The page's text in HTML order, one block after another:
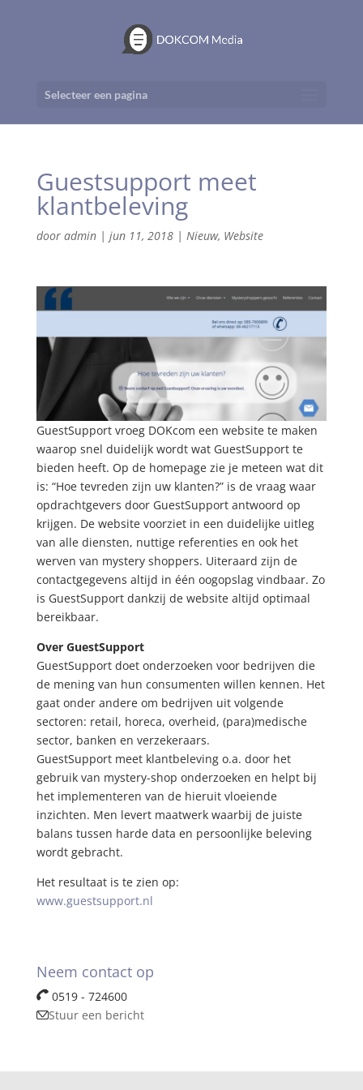
Selecteer een pagina
Guestsupport meet
klantbeleving
door admin| jun 11, 2018| Nieuw, Website
GuestSupport vroeg DOKcom een website te maken
waarop snel duidelijk wordt wat GuestSupport te
bieden heeft. Op de homepage zie je meteen wat dit
is: “Hoe tevreden zijn uw klanten?” is de vraag waar
opdrachtgevers door GuestSupport antwoord op
krijgen. De website voorziet in een duidelijke uitleg
van alle diensten, nuttige referenties en ook het
werven van mystery shoppers. Uiteraard zijn de
contactgegevens altijd in één oogopslag vindbaar. Zo
is GuestSupport dankzij de website altijd optimaal
bereikbaar.
Over GuestSupport
GuestSupport doet onderzoeken voor bedrijven die
de mening van hun consumenten willen kennen. Het
gaat onder andere om bedrijven uit volgende
sectoren: retail, horeca, overheid, (para)medische
sector, banken en verzekeraars.
GuestSupport meet klantbeleving o.a. door het
gebruik van mystery-shop onderzoeken en helpt bij
het implementeren van de hieruit vloeiende
inzichten. Men levert maatwerk waarbij de juiste
balans tussen harde data en persoonlijke beleving
wordt gebracht.
Het resultaat is te zien op:
www.guestsupport.nl
Neem contact op
0519 - 724600
Stuur een bericht